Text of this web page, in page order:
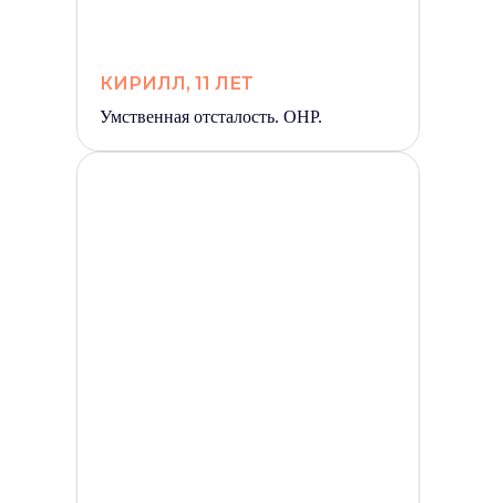
КИРИЛЛ, 11 ЛЕТ
Умственная отсталость. ОНР.